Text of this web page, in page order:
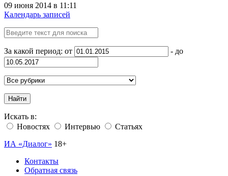
09 июня 2014 в 11:11
Календарь записей
За какой период: от - до
Найти
Искать в:
Новостях
Интервью
Статьях
ИА «Диалог» 18+
Контакты
Обратная связь